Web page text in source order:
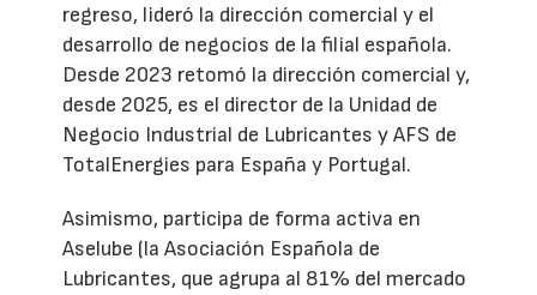
regreso, lideró la dirección comercial y el
desarrollo de negocios de la filial española.
Desde 2023 retomó la dirección comercial y,
desde 2025, es el director de la Unidad de
Negocio Industrial de Lubricantes y AFS de
TotalEnergies para España y Portugal.
Asimismo, participa de forma activa en
Aselube (la Asociación Española de
Lubricantes, que agrupa al 81% del mercado